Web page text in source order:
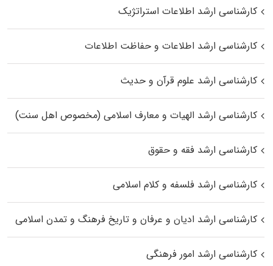
کارشناسی ارشد اطلاعات استراتژیک
کارشناسی ارشد اطلاعات و حفاظت اطلاعات
کارشناسی ارشد علوم قرآن و حدیث
کارشناسی ارشد الهیات و معارف اسلامی (مخصوص اهل سنت)
کارشناسی ارشد فقه و حقوق
کارشناسی ارشد فلسفه و کلام اسلامی
کارشناسی ارشد ادیان و عرفان و تاریخ فرهنگ و تمدن اسلامی
کارشناسی ارشد امور فرهنگی